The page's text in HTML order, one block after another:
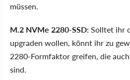
müssen.
M.2 NVMe 2280-SSD:Solltet ihr
upgraden wollen, könnt ihr zu
2280-Formfaktor greifen, die
sind.